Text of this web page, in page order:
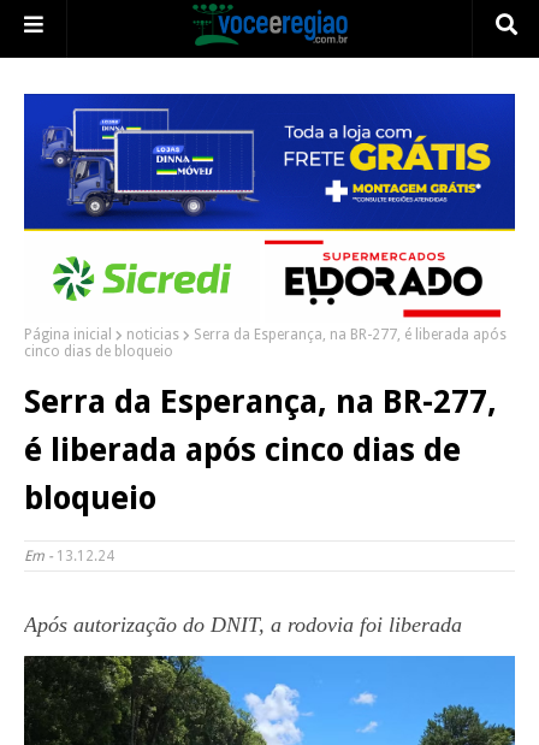
Página inicial noticias
Serra da Esperança, na BR-277, é liberada após
cinco dias de bloqueio
Serra da Esperança, na BR-277,
é liberada após cinco dias de
bloqueio
Em - 13.12.24
Após autorização do DNIT, a rodovia foi liberada